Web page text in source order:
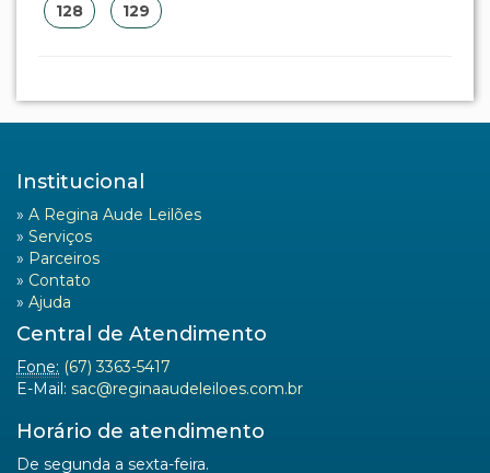
128 129
Institucional
» A Regina Aude Leilões
» Serviços
» Parceiros
» Contato
» Ajuda
Central de Atendimento
Fone: (67) 3363-5417
E-Mail: sac@reginaaudeleiloes.com.br
Horário de atendimento
De segunda a sexta-feira.